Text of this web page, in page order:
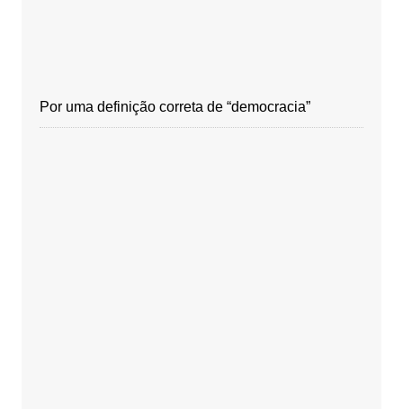
Por uma definição correta de “democracia”